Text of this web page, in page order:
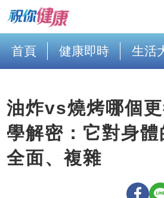
首頁 健康即時 生活
油炸vs燒烤哪個
學解密：它對身體
全面、複雜